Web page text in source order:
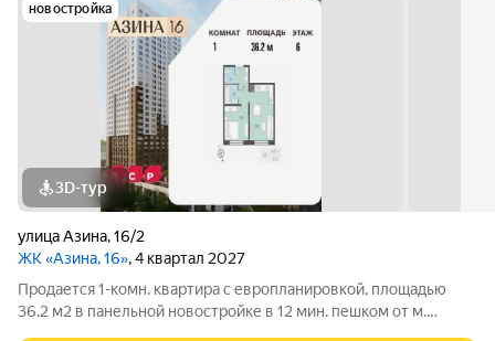
новостройка
3D-тур
улица Азина,16/2
ЖК «Азина, 16», 4 квартал 2027
Продается 1-комн. квартира с европланировкой, площадью
36.2 м2 в панельной новостройке в 12 мин. пешком от м.